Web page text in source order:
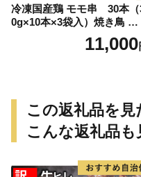
冷凍国産鶏 モモ串 30本（
0g×10本×3袋入）焼き鳥 お
まみ バーベキュー 小分け 国
産 鶏肉 焼鳥 やきとり 串 惣
11,000
この返礼品を見
こんな返礼品